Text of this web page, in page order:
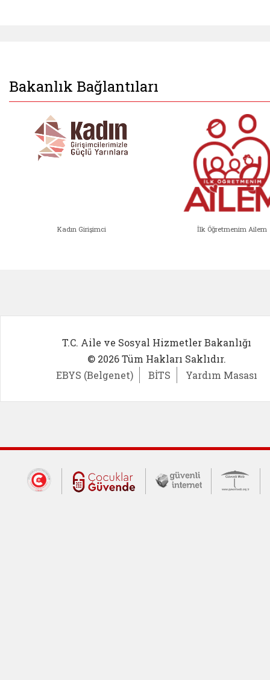
Bakanlık Bağlantıları
Kadın Girişimci İlk Öğretmenim Ailem
T.C. Aile ve Sosyal Hizmetler Bakanlığı
© 2026 Tüm Hakları Saklıdır.
EBYS (Belgenet)
BİTS Yardım Masası
Dış Bağlantılar
Cumhurbaşkanlığı İletişim Merkezi
Çocuklar Güvende (yeni
Güvenli